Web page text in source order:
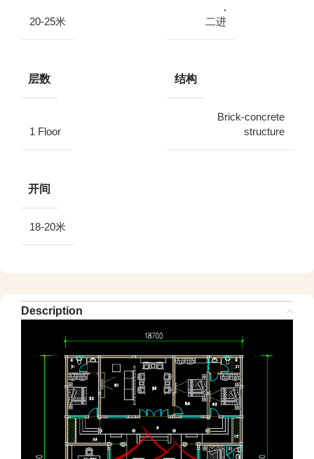
20-25米
,
二进
层数
1 Floor
结构
Brick-concrete
structure
开间
18-20米
Description